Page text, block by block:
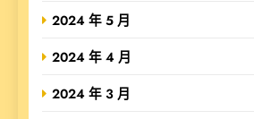
2024 年 5 月
2024 年 4 月
2024 年 3 月